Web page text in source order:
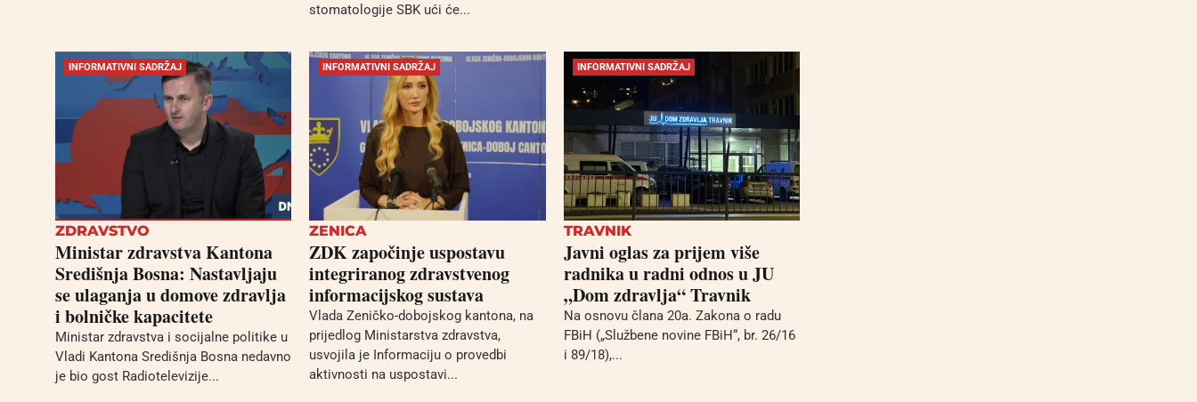
stomatologije SBK ući će...
INFORMATIVNI SADRŽAJ
ZDRAVSTVO
Ministar zdravstva Kantona
Središnja Bosna: Nastavljaju
se ulaganja u domove zdravlja
i bolničke kapacitete
Ministar zdravstva i socijalne politike u
Vladi Kantona Središnja Bosna nedavno
je bio gost Radiotelevizije...
INFORMATIVNI SADRŽAJ
ZENICA
ZDK započinje uspostavu
integriranog zdravstvenog
informacijskog sustava
Vlada Zeničko-dobojskog kantona, na
prijedlog Ministarstva zdravstva,
usvojila je Informaciju o provedbi
aktivnosti na uspostavi...
INFORMATIVNI SADRŽAJ
TRAVNIK
Javni oglas za prijem više
radnika u radni odnos u JU
„Dom zdravlja“ Travnik
Na osnovu člana 20a. Zakona o radu
FBiH („Službene novine FBiH“, br. 26/16
i 89/18),...